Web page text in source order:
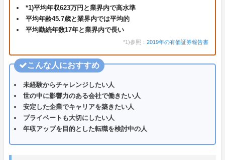
*1)平均年収623万円と業界内で高水準
平均年齢45.7歳と業界内では平均的
平均勤続年数17年と業界内で長い
*1)参照：2019年の有価証券報告書
こんな人におすすめ
未経験からチャレンジしたい人
世の中に影響力のある会社で働きたい人
安定した企業でキャリアを築きたい人
プライベートも大切にしたい人
年収アップを目的とした転職を検討中の人